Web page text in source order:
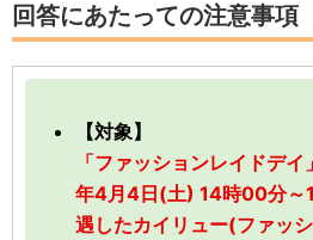
回答にあたっての注意事項
【対象】
「ファッションレイドデ
年4月4日(土) 14時00分～
遇したカイリュー(ファッ